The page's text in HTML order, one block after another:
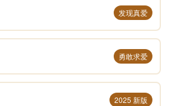
发现真爱
勇敢求爱
2025 新版